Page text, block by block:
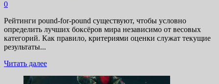
0
Рейтинги pound-for-pound существуют, чтобы условно
определить лучших боксёров мира независимо от весовых
категорий. Как правило, критериями оценки служат текущие
результаты...
Читать далееПрочитать